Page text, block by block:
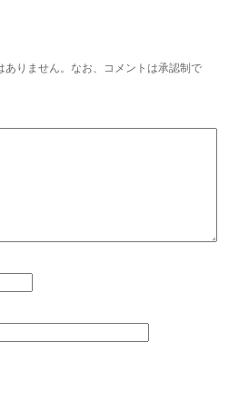
ありません。なお、コメントは承認制で